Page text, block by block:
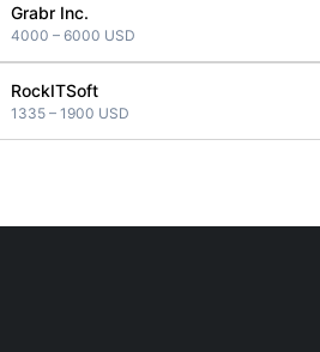
Grabr Inc.
4000 – 6000 USD
RockITSoft
1335 – 1900 USD